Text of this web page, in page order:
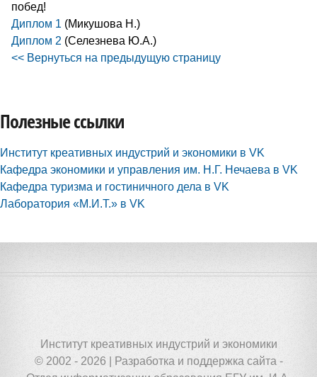
побед!
Диплом 1 (Микушова Н.)
Диплом 2 (Селезнева Ю.А.)
<< Вернуться на предыдущую страницу
Полезные ссылки
Институт креативных индустрий и экономики в VK
Кафедра экономики и управления им. Н.Г. Нечаева в VK
Кафедра туризма и гостиничного дела в VK
Лаборатория «М.И.Т.» в VK
Институт креативных индустрий и экономики
© 2002 - 2026 | Разработка и поддержка сайта -